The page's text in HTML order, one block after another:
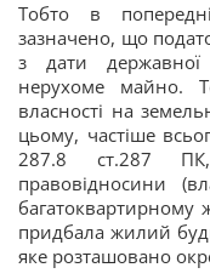
Тобто в
зазначено, що
з дати державної
нерухоме майно.
власності на
цьому, частіше
287.8 ст.287
правовідносини
придбала жилий
яке розташовано